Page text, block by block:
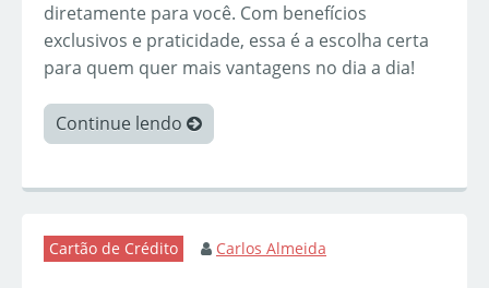
diretamente para você. Com benefícios
exclusivos e praticidade, essa é a escolha certa
para quem quer mais vantagens no dia a dia!
Continue lendo
Cartão de Crédito Carlos Almeida